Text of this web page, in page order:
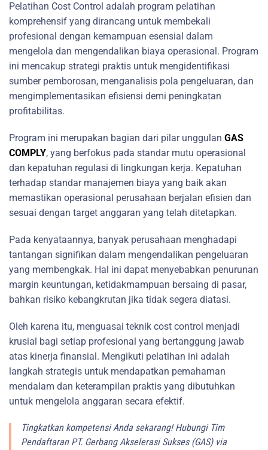
Pelatihan Cost Control adalah program pelatihan
komprehensif yang dirancang untuk membekali
profesional dengan kemampuan esensial dalam
mengelola dan mengendalikan biaya operasional. Program
ini mencakup strategi praktis untuk mengidentifikasi
sumber pemborosan, menganalisis pola pengeluaran, dan
mengimplementasikan efisiensi demi peningkatan
profitabilitas.
Program ini merupakan bagian dari pilar unggulan GAS
COMPLY, yang berfokus pada standar mutu operasional
dan kepatuhan regulasi di lingkungan kerja. Kepatuhan
terhadap standar manajemen biaya yang baik akan
memastikan operasional perusahaan berjalan efisien dan
sesuai dengan target anggaran yang telah ditetapkan.
Pada kenyataannya, banyak perusahaan menghadapi
tantangan signifikan dalam mengendalikan pengeluaran
yang membengkak. Hal ini dapat menyebabkan penurunan
margin keuntungan, ketidakmampuan bersaing di pasar,
bahkan risiko kebangkrutan jika tidak segera diatasi.
Oleh karena itu, menguasai teknik cost control menjadi
krusial bagi setiap profesional yang bertanggung jawab
atas kinerja finansial. Mengikuti pelatihan ini adalah
langkah strategis untuk mendapatkan pemahaman
mendalam dan keterampilan praktis yang dibutuhkan
untuk mengelola anggaran secara efektif.
Tingkatkan kompetensi Anda sekarang! Hubungi Tim
Pendaftaran PT. Gerbang Akselerasi Sukses (GAS) via